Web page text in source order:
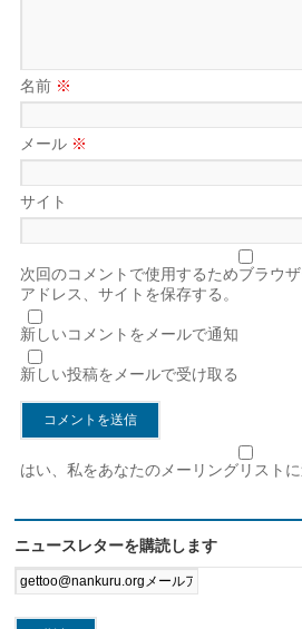
名前 ※
メール ※
サイト
次回のコメントで使用するためブラウ
アドレス、サイトを保存する。
新しいコメントをメールで通知
新しい投稿をメールで受け取る
はい、私をあなたのメーリングリストに
ニュースレターを購読します